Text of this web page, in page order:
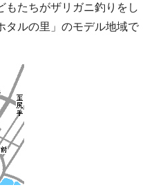
もたちがザリガニ釣りをし
タルの里」のモデル地域で